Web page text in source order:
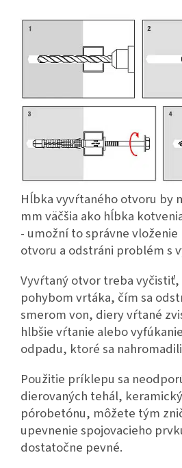
Hĺbka vyvŕtaného otvoru by
mm väčšia ako hĺbka
- umožní to správne
otvoru a odstráni problém s
Vyvŕtaný otvor treba
pohybom vrtáka, čím sa
smerom von, diery vŕtané
hlbšie vŕtanie alebo
odpadu, ktoré sa nahromadili
Použitie príklepu sa
dierovaných tehál,
pórobetónu, môžete tým
upevnenie spojovacieho
dostatočne pevné.